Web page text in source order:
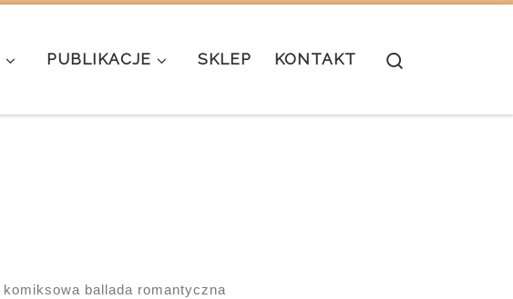
PUBLIKACJE SKLEP KONTAKT
komiksowa ballada romantyczna